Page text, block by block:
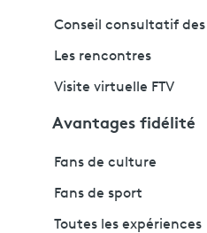
Conseil consultatif
Les rencontres
Visite virtuelle FTV
Avantages fidélité
Fans de culture
Fans de sport
Toutes les expériences